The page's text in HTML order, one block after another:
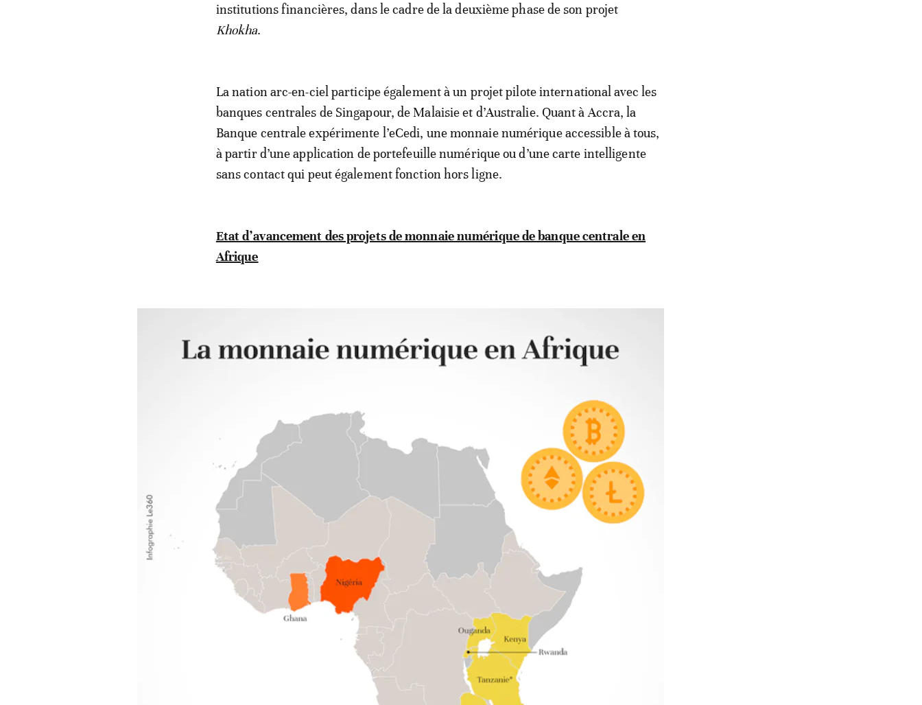
institutions financières, dans le cadre de la deuxième phase de son projet
Khokha.
La nation arc-en-ciel participe également à un projet pilote international avec les
banques centrales de Singapour, de Malaisie et d’Australie. Quant à Accra, la
Banque centrale expérimente l’eCedi, une monnaie numérique accessible à tous,
à partir d’une application de portefeuille numérique ou d’une carte intelligente
sans contact qui peut également fonction hors ligne.
Etat d’avancement des projets de monnaie numérique de banque centrale en
Afrique